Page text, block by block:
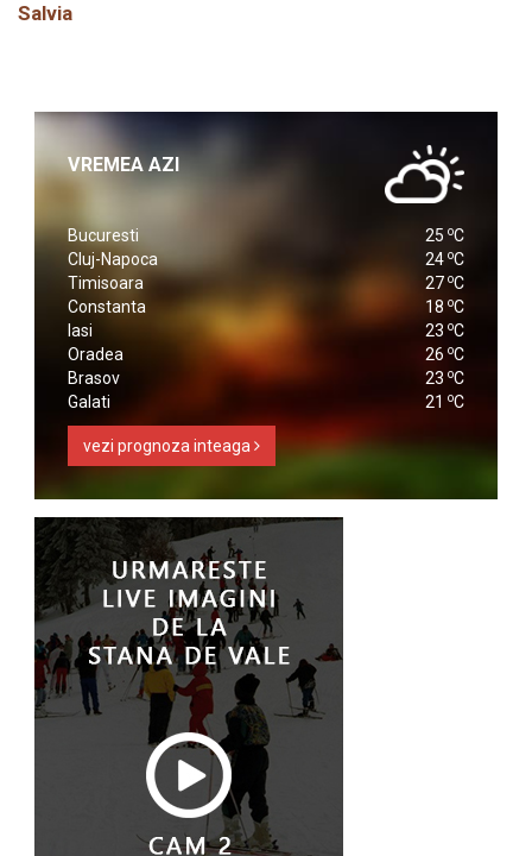
Salvia
VREMEA AZI
Bucuresti 25 oC
Cluj-Napoca
24 oC
Timisoara
27 oC
Constanta
18 oC
Iasi
23 oC
Oradea
26 oC
Brasov
23 oC
Galati
21 oC
vezi prognoza inteaga